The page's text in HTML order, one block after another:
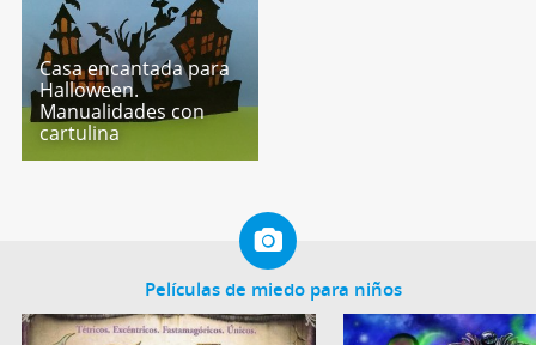
Casa encantada para
Halloween.
Manualidades con
cartulina
Películas de miedo para niños